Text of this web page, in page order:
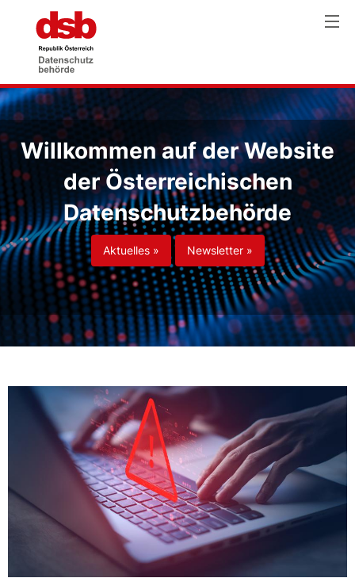
Willkommen auf der Website
der Österreichischen
Datenschutzbehörde
Aktuelles » Newsletter »